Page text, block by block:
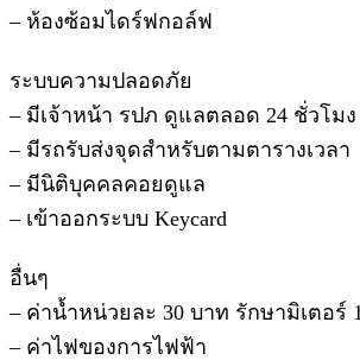
– ห้องซ้อมไดร์ฟกอล์ฟ
ระบบความปลอดภัย
– มีเจ้าหน้า รปภ ดูแลตลอด 24 ชั่วโมง
– มีรถรับส่งจุดสำหรับตามตารางเวลา
– มีนิติบุคคลคอยดูแล
– เข้าออกระบบ Keycard
อื่นๆ
– ค่าน้ำหน่วยละ 30 บาท รักษามิเตอร์
– ค่าไฟของการไฟฟ้า